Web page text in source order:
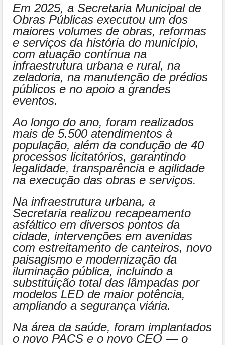
Em 2025, a Secretaria Municipal de
Obras Públicas executou um dos
maiores volumes de obras, reformas
e serviços da história do município,
com atuação contínua na
infraestrutura urbana e rural, na
zeladoria, na manutenção de prédios
públicos e no apoio a grandes
eventos.
Ao longo do ano, foram realizados
mais de 5.500 atendimentos à
população, além da condução de 40
processos licitatórios, garantindo
legalidade, transparência e agilidade
na execução das obras e serviços.
Na infraestrutura urbana, a
Secretaria realizou recapeamento
asfáltico em diversos pontos da
cidade, intervenções em avenidas
com estreitamento de canteiros, novo
paisagismo e modernização da
iluminação pública, incluindo a
substituição total das lâmpadas por
modelos LED de maior potência,
ampliando a segurança viária.
Na área da saúde, foram implantados
o novo PACS e o novo CEO — o